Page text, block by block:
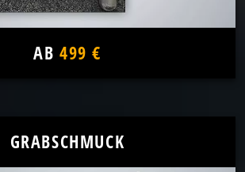
AB 499 €
GRABSCHMUCK